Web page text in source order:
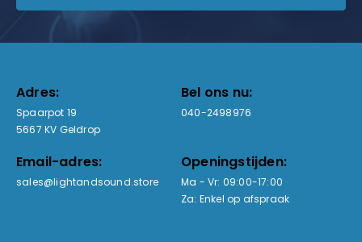
Adres:
Spaarpot 19
5667 KV Geldrop
Bel ons nu:
040-2498976
Email-adres:
sales@lightandsound.store
Openingstijden:
Ma - Vr: 09:00-17:00
Za: Enkel op afspraak